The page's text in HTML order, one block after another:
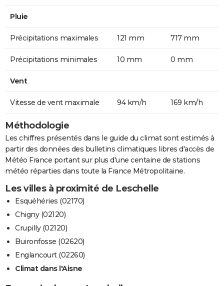
Pluie
Précipitations maximales 121 mm 717 mm
Précipitations minimales 10 mm 0 mm
Vent
Vitesse de vent maximale 94 km/h 169 km/h
Méthodologie
Les chiffres présentés dans le guide du climat sont estimés à
partir des données des bulletins climatiques libres d'accès de
Météo France portant sur plus d'une centaine de stations
météo réparties dans toute la France Métropolitaine.
Les villes à proximité de Leschelle
Esquéhéries (02170)
Chigny (02120)
Crupilly (02120)
Buironfosse (02620)
Englancourt (02260)
Climat dans l'Aisne